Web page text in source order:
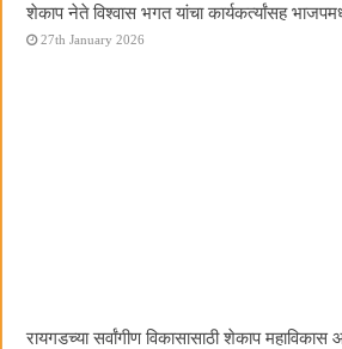
शेकाप नेते विश्वास भगत यांचा कार्यकर्त्यांसह
27th January 2026
रायगडच्या सर्वांगीण विकासासाठी शेकाप महाविकास